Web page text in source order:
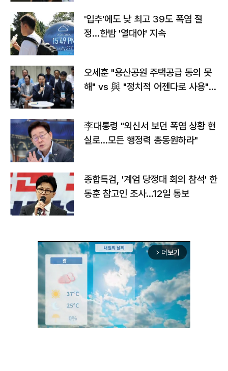
'입추'에도 낮 최고 39도 폭염 절
정…한밤 '열대야' 지속
오세훈 "용산공원 주택공급 동의 못
해" vs 與 "정치적 어젠다로 사용"
李대통령 "외신서 보던 폭염 상황 현
실로…모든 행정력 총동원하라"
종합특검, '계엄 당정대 회의 참석' 한
동훈 참고인 조사...12일 통보
arrow_forward_ios 더보기